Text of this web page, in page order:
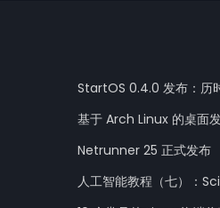
StartOS 0.4.0 发布：历
基于 Arch Linux 的桌面
Netrunner 25 正式发布
人工智能教程（七）：